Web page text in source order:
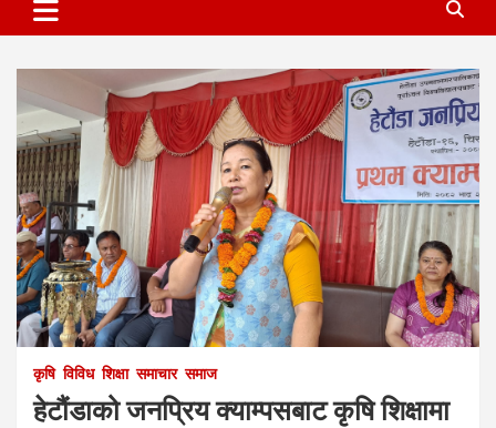
कृषि विविध शिक्षा समाचार समाज
हेटौंडाको जनप्रिय क्याम्पसबाट कृषि शिक्षामा